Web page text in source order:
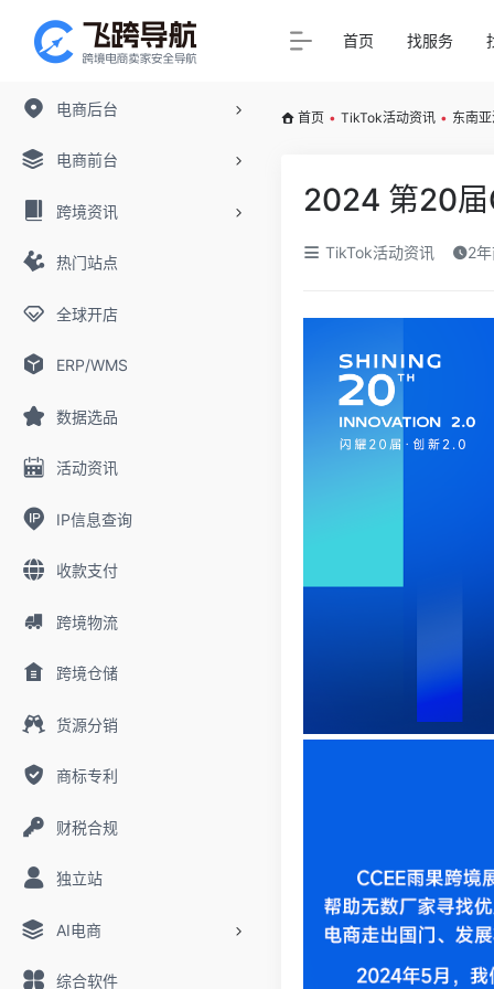
电商后台
电商前台
跨境资讯
热门站点
全球开店
ERP/WMS
数据选品
活动资讯
IP信息查询
收款支付
跨境物流
跨境仓储
货源分销
商标专利
财税合规
独立站
AI电商
综合软件
首页 找服务
首页 • TikTok活动资讯 • 东南
2024 第20届
TikTok活动资讯 2